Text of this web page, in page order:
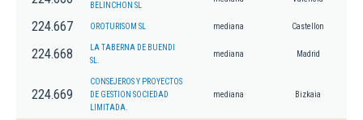
BELINCHON SL
224.667 OROTURISOM SL mediana Castellon
224.668
LA TABERNA DE BUENDI
SL.
mediana Madrid
224.669
CONSEJEROS Y PROYECTOS
DE GESTION SOCIEDAD
LIMITADA.
mediana Bizkaia